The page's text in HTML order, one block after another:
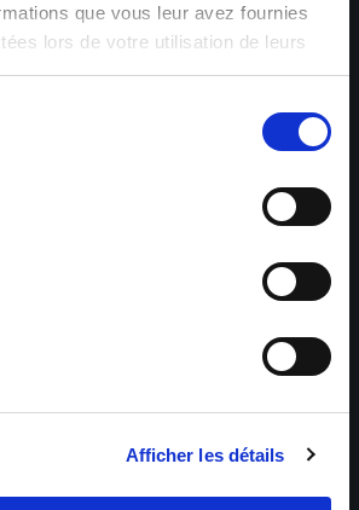
que vous leur avez fournies
lors de votre utilisation de leurs
Afficher les détails
Aide & Contact
Mulhouse – Industrie,
Logistique, Transport et
Logistique, Bâtiment et
Experts Paris – Tertiaire,
Cadres